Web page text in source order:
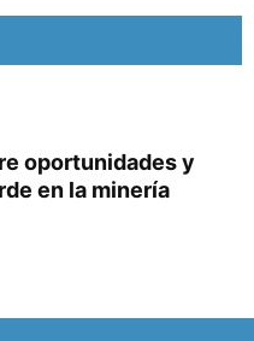
oportunidades y
en la minería